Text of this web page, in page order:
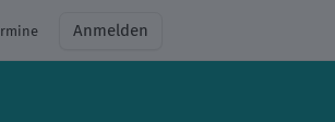
Termine Anmelden
Anmelden